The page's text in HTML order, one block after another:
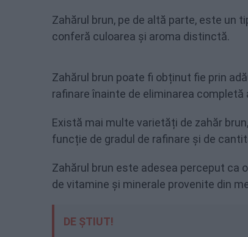
Zahărul brun, pe de altă parte, este un
conferă culoarea și aroma distinctă.
Zahărul brun poate fi obținut fie prin
rafinare înainte de eliminarea completă
Există mai multe varietăți de zahăr
funcție de gradul de rafinare și de
Zahărul brun este adesea perceput ca
de vitamine și minerale provenite din
DE ȘTIUT!